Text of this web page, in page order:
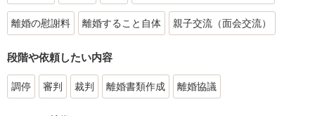
離婚の慰謝料 離婚すること自体 親子交流（面会交流）
段階や依頼したい内容
調停 審判 裁判 離婚書類作成 離婚協議